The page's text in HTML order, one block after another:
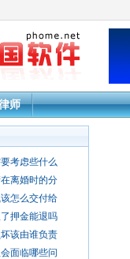
师
考虑些什么
离婚时的分
怎么交付给
押金能退吗
该由谁负责
面临哪些问